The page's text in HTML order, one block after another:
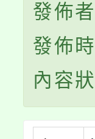
發佈
發佈
內容